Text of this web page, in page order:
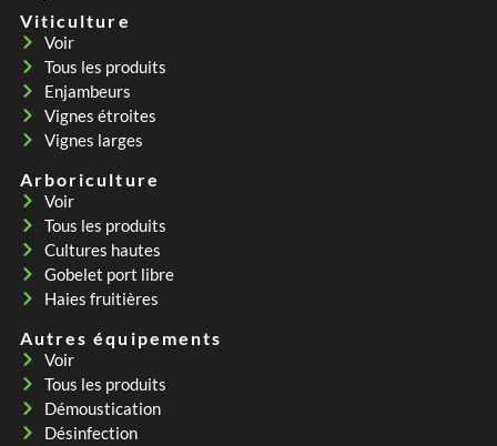
Viticulture
Voir
Tous les produits
Enjambeurs
Vignes étroites
Vignes larges
Arboriculture
Voir
Tous les produits
Cultures hautes
Gobelet port libre
Haies fruitières
Autres équipements
Voir
Tous les produits
Démoustication
Désinfection